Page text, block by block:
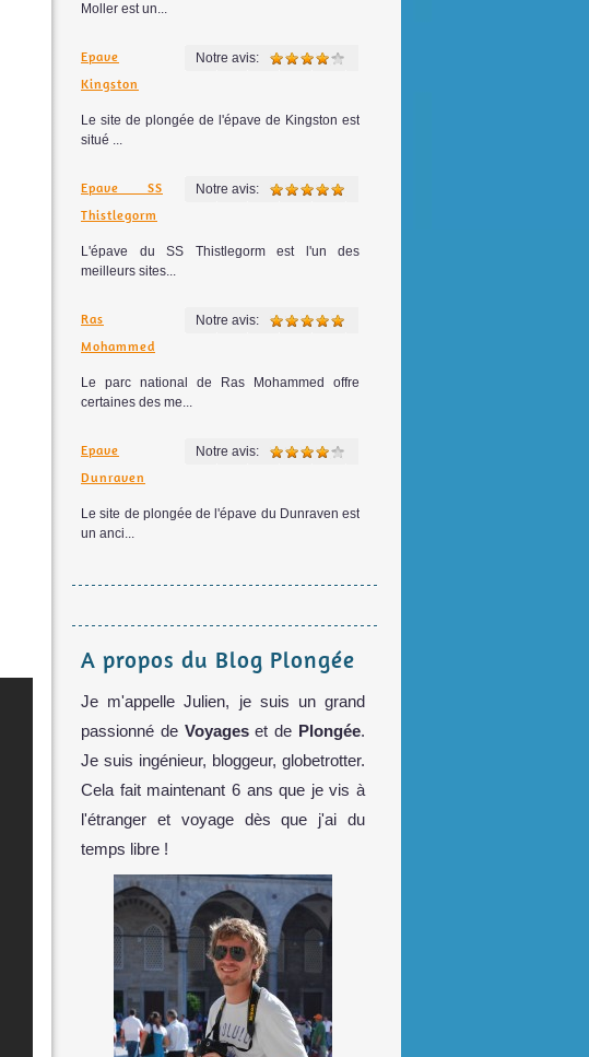
Moller est un...
Notre avis:
Epave
Kingston
Le site de plongée de l'épave de Kingston est
situé ...
Notre avis:
Epave SS
Thistlegorm
L'épave du SS Thistlegorm est l'un des
meilleurs sites...
Notre avis:
Ras
Mohammed
Le parc national de Ras Mohammed offre
certaines des me...
Notre avis:
Epave
Dunraven
Le site de plongée de l'épave du Dunraven est
un anci...
A propos du Blog Plongée
Je m'appelle Julien, je suis un grand
passionné de Voyageset de Plongée.
Je suis ingénieur, bloggeur, globetrotter.
Cela fait maintenant 6 ans que je vis à
l'étranger et voyage dès que j'ai du
temps libre !